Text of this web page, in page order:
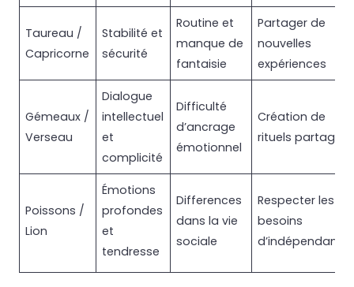
Taureau /
Capricorne
Stabilité et
sécurité
Routine et
manque de
fantaisie
Partager de
nouvelles
expériences
Gémeaux /
Verseau
Dialogue
intellectuel
et
complicité
Difficulté
d’ancrage
émotionnel
Création de
rituels partagés
Poissons /
Lion
Émotions
profondes
et
tendresse
Differences
dans la vie
sociale
Respecter les
besoins
d’indépendance